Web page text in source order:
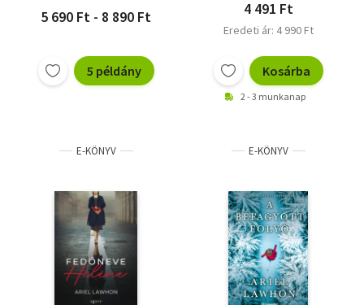
5 690 Ft - 8 890 Ft
5 példány
4 491 Ft
Eredeti ár: 4 990 Ft
Kosárba
2 - 3 munkanap
E-KÖNYV E-KÖNYV